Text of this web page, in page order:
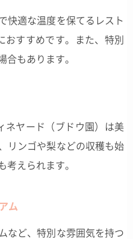
快適な温度を保てるレスト
おすすめです。また、特別
合もあります。
ネヤード（ブドウ園）は美
リンゴや梨などの収穫も始
考えられます。
ム
など、特別な雰囲気を持つ